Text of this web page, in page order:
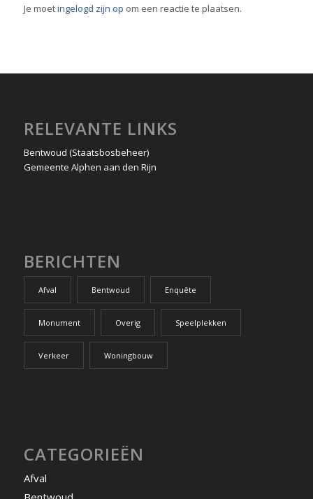
Je moetingelogd zijn op om een reactie te plaatsen.
RELEVANTE LINKS
Bentwoud (Staatsbosbeheer)
Gemeente Alphen aan den Rijn
BERICHTEN
Afval Bentwoud Enquête
Monument Overig Speelplekken
Verkeer Woningbouw
CATEGORIEËN
Afval